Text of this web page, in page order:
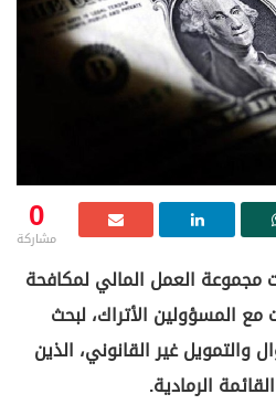
0
مشاركة
مجموعة العمل المالي لمكافحة
مع المسؤولين الأتراك، لبحث
والتمويل غير القانوني، الذين
الرمادية.